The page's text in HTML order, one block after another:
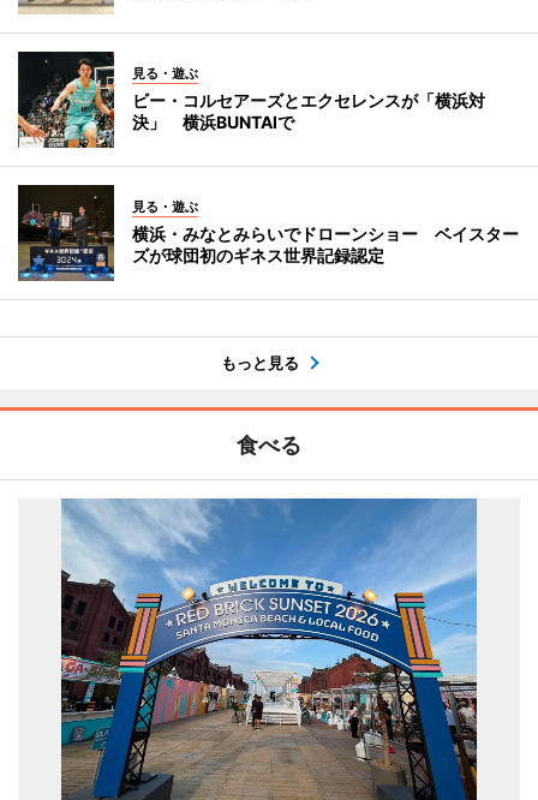
見る・遊ぶ
ビー・コルセアーズとエクセレンスが「横浜対
決」 横浜BUNTAIで
見る・遊ぶ
横浜・みなとみらいでドローンショー ベイスター
ズが球団初のギネス世界記録認定
もっと見る
食べる